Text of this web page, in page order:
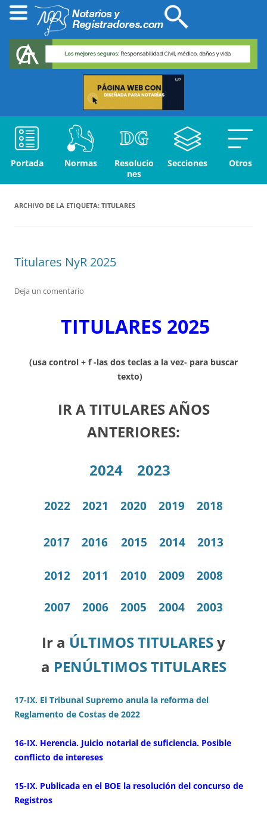
Portada Normas
Resolucio
nes
Secciones Otros
ARCHIVO DE LA ETIQUETA: TITULARES
Titulares NyR 2025
Deja un comentario
TITULARES 2025
(usa control + f -las dos teclas a la vez- para buscar
texto)
IR A TITULARES AÑOS
ANTERIORES:
2024
2023
2022 2021 2020 2019 2018
2017 2016 2015 2014 2013
2012 2011 2010 2009 2008
2007 2006 2005 2004 2003
Ir a ÚLTIMOS TITULARESy
a PENÚLTIMOS TITULARES
17-IX. El Tribunal Supremo anula la reforma del
Reglamento de Costas de 2022
16-IX. Herencia. Juicio notarial de suficiencia. Posible
conflicto de intereses
15-IX. Publicada en el BOE la resolución del concurso de
Registros